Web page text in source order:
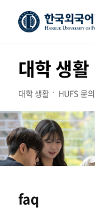
대학 생활
대학 생활 HUFS 문의
faq